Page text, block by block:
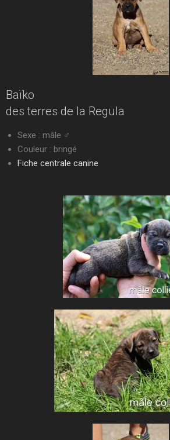
Baïko
des terres de la Regula
Sexe : mâle ♂
Couleur : bringé
Fiche centrale canine